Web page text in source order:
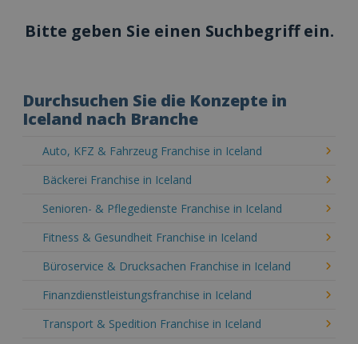
Bitte geben Sie einen Suchbegriff ein.
Durchsuchen Sie die Konzepte in
Iceland nach Branche
Auto, KFZ & Fahrzeug Franchise in Iceland
Bäckerei Franchise in Iceland
Senioren- & Pflegedienste Franchise in Iceland
Fitness & Gesundheit Franchise in Iceland
Büroservice & Drucksachen Franchise in Iceland
Finanzdienstleistungsfranchise in Iceland
Transport & Spedition Franchise in Iceland